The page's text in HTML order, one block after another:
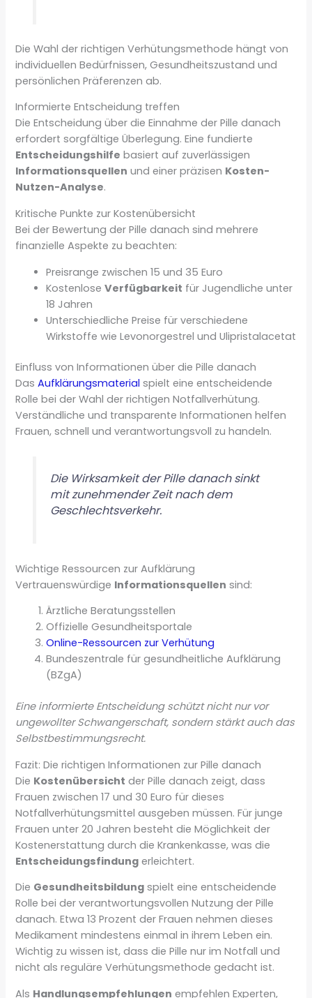
Die Wahl der richtigen Verhütungsmethode hängt von
individuellen Bedürfnissen, Gesundheitszustand und
persönlichen Präferenzen ab.
Informierte Entscheidung treffen
Die Entscheidung über die Einnahme der Pille danach
erfordert sorgfältige Überlegung. Eine fundierte
Entscheidungshilfe basiert auf zuverlässigen
Informationsquellen und einer präzisen Kosten-
Nutzen-Analyse.
Kritische Punkte zur Kostenübersicht
Bei der Bewertung der Pille danach sind mehrere
finanzielle Aspekte zu beachten:
Preisrange zwischen 15 und 35 Euro
KostenloseVerfügbarkeit für Jugendliche unter
18 Jahren
Unterschiedliche Preise für verschiedene
Wirkstoffe wie Levonorgestrel und Ulipristalacetat
Einfluss von Informationen über die Pille danach
DasAufklärungsmaterial spielt eine entscheidende
Rolle bei der Wahl der richtigen Notfallverhütung.
Verständliche und transparente Informationen helfen
Frauen, schnell und verantwortungsvoll zu handeln.
Die Wirksamkeit der Pille danach sinkt
mit zunehmender Zeit nach dem
Geschlechtsverkehr.
Wichtige Ressourcen zur Aufklärung
Vertrauenswürdige Informationsquellen sind:
Ärztliche Beratungsstellen
Offizielle Gesundheitsportale
Online-Ressourcen zur Verhütung
Bundeszentrale für gesundheitliche Aufklärung
(BZgA)
Eine informierte Entscheidung schützt nicht nur vor
ungewollter Schwangerschaft, sondern stärkt auch das
Selbstbestimmungsrecht.
Fazit: Die richtigen Informationen zur Pille danach
Die Kostenübersicht der Pille danach zeigt, dass
Frauen zwischen 17 und 30 Euro für dieses
Notfallverhütungsmittel ausgeben müssen. Für junge
Frauen unter 20 Jahren besteht die Möglichkeit der
Kostenerstattung durch die Krankenkasse, was die
Entscheidungsfindung erleichtert.
Die Gesundheitsbildung spielt eine entscheidende
Rolle bei der verantwortungsvollen Nutzung der Pille
danach. Etwa 13 Prozent der Frauen nehmen dieses
Medikament mindestens einmal in ihrem Leben ein.
Wichtig zu wissen ist, dass die Pille nur im Notfall und
nicht als reguläre Verhütungsmethode gedacht ist.
Als Handlungsempfehlungen empfehlen Experten,